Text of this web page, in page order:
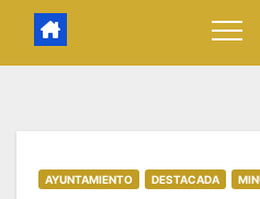
AYUNTAMIENTO DESTACADA